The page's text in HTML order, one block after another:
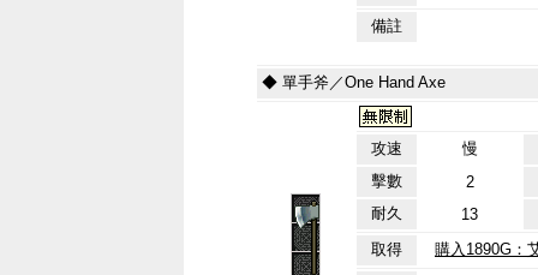
備註
◆ 單手斧／One Hand Axe
攻速
慢
擊數
2
耐久
13
取得
購入1890G：